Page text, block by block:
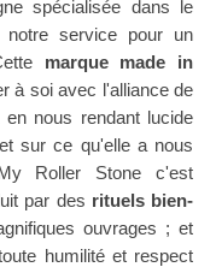
spécialisée dans le
service pour un
marque made in
à soi avec l'alliance de
nous rendant lucide
sur ce qu'elle a nous
Roller Stone c'est
par des rituels bien-
ouvrages ; et
humilité et respect